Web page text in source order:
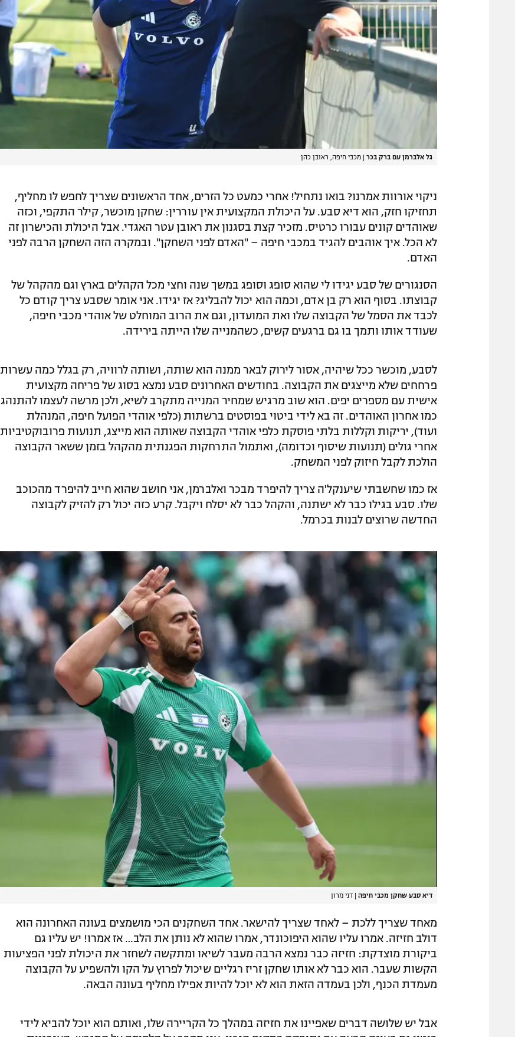
גל אלברמן עם ברק בכר | מכבי חיפה, ראובן כהן
ניקוי אורוות אמרנו? בואו נתחיל! אחרי כמעט כל הזרים, אחד הראשונים שצריך לחפש לו מחליף,
תחזיקו חזק, הוא דיא סבע. על היכולת המקצועית אין עוררין: שחקן מוכשר, קילר התקפי, וכזה
שאוהדים קונים עבורו כרטיס. מזכיר קצת בסגנון את ראובן עטר האגדי. אבל היכולת והכישרון זה
לא הכל. איך אוהבים להגיד במכבי חיפה – "האדם לפני השחקן". ובמקרה הזה השחקן הרבה לפני
האדם.
הסנגורים של סבע יגידו לי שהוא סופג וסופג במשך שנה וחצי מכל הקהלים בארץ וגם מהקהל של
קבוצתו. בסוף הוא רק בן אדם, וכמה הוא יכול להבליג? אז יגידו. אני אומר שסבע צריך קודם כל
לכבד את הסמל של הקבוצה שלו ואת המועדון, וגם את הרוב המוחלט של אוהדי מכבי חיפה,
שעודד אותו ותמך בו גם ברגעים קשים, כשהמנייה שלו הייתה בירידה.
לסבע, מוכשר ככל שיהיה, אסור לירוק לבאר ממנה הוא שותה, ושותה לרוויה, רק בגלל כמה עשרות
פרחחים שלא מייצגים את הקבוצה. בחודשים האחרונים סבע נמצא בסוג של פריחה מקצועית
אישית עם מספרים יפים. הוא שוב מרגיש שמחיר המנייה מתקרב לשיא, ולכן מרשה לעצמו להתנהג
כמו אחרון האוהדים. זה בא לידי ביטוי בפוסטים ברשתות (כלפי אוהדי הפועל חיפה, המנהלת
ועוד), יריקות וקללות בלתי פוסקת כלפי אוהדי הקבוצה שאותה הוא מייצג, תנועות פרובוקטיביות
אחרי גולים (תנועות שיסוף וכדומה), ואתמול התרחקות הפגנתית מהקהל בזמן ששאר הקבוצה
הולכת לקבל חיזוק לפני המשחק.
אז כמו שחשבתי שיענקל'ה צריך להיפרד מבכר ואלברמן, אני חושב שהוא חייב להיפרד מהכוכב
שלו. סבע בגילו כבר לא ישתנה, והקהל כבר לא יסלח ויקבל. קרע כזה יכול רק להזיק לקבוצה
החדשה שרוצים לבנות בכרמל.
דיא סבע שחקן מכבי חיפה | דני מרון
מאחד שצריך ללכת – לאחד שצריך להישאר. אחד השחקנים הכי מושמצים בעונה האחרונה הוא
דולב חזיזה. אמרו עליו שהוא היפוכונדר, אמרו שהוא לא נותן את הלב… אז אמרו! יש עליו גם
ביקורת מוצדקת: חזיזה כבר נמצא הרבה מעבר לשיאו ומתקשה לשחזר את היכולת לפני הפציעות
הקשות שעבר. הוא כבר לא אותו שחקן זריז רגליים שיכול לפרוץ על הקו ולהשפיע על הקבוצה
מעמדת הכנף, ולכן בעמדה הזאת הוא לא יוכל להיות אפילו מחליף בעונה הבאה.
אבל יש שלושה דברים שאפיינו את חזיזה במהלך כל הקריירה שלו, ואותם הוא יוכל להביא לידי